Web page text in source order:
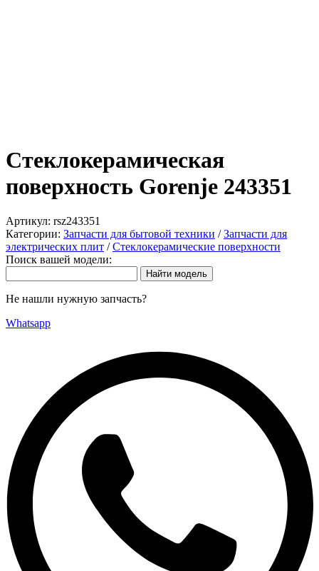
Стеклокерамическая
поверхность Gorenje 243351
Артикул: rsz243351
Категории: Запчасти для бытовой техники /Запчасти для
электрических плит /Стеклокерамические поверхности
Поиск вашей модели:
Не нашли нужную запчасть?
Whatsapp